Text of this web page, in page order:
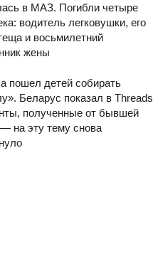
в МАЗ. Погибли четыре
водитель легковушки, его
и восьмилетний
жены
пошел детей собирать
Беларус показал в Threads
полученные от бывшей
на эту тему снова